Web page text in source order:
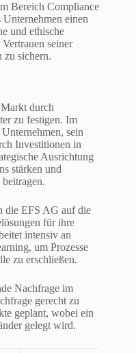
Bereich Compliance
einen
und ethische
seiner
zu sichern.
durch
zu festigen. Im
sein
Investitionen in
Ausrichtung
stärken und
die EFS AG auf die
für ihre
intensiv an
um Prozesse
zu erschließen.
Nachfrage im
gerecht zu
geplant, wobei ein
gelegt wird.